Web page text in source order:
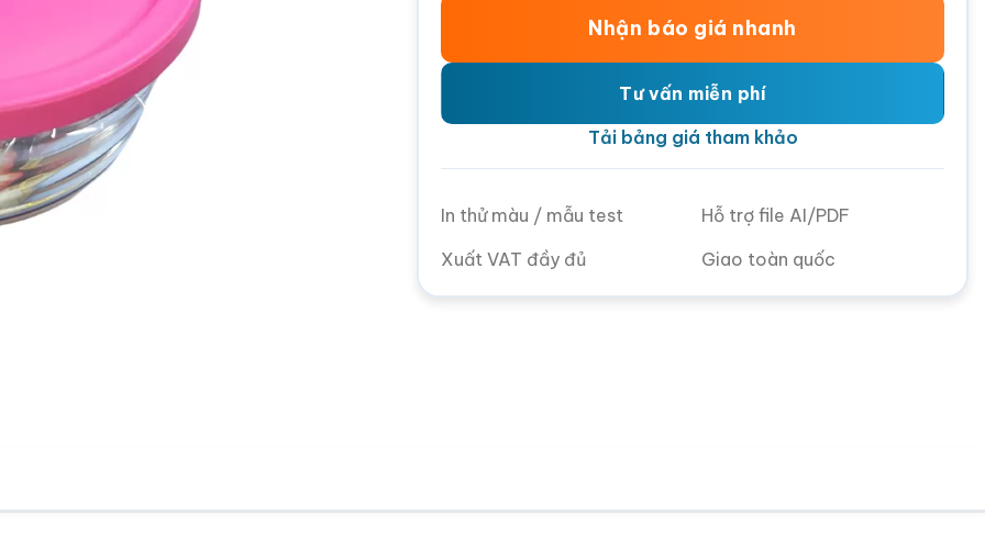
Nhận báo giá nhanh
Tư vấn miễn phí
Tải bảng giá tham khảo
In thử màu / mẫu test
Hỗ trợ file AI/PDF
Xuất VAT đầy đủ
Giao toàn quốc